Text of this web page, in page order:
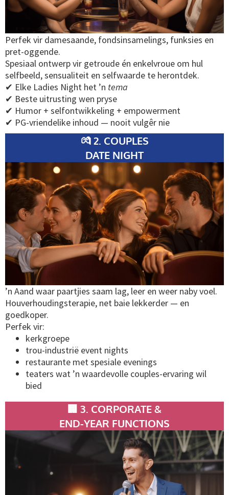
Perfek vir damesaande, fondsinsamelings, funksies en
pret-oggende.
Spesiaal ontwerp vir getroude én enkelvroue om hul
selfbeeld, sensualiteit en selfwaarde te herontdek.
✔ Elke Ladies Night het ’n tema
✔ Beste uitrusting wen pryse
✔ Humor + selfontwikkeling + empowerment
✔ PG-vriendelike inhoud — nooit vulgêr nie
💏 2. COUPLES
DATE NIGHT
’n Aand waar paartjies saam lag, leer en weer naby voel.
Houverhoudingsterapie, net baie lekkerder — en
goedkoper.
Perfek vir:
kerkgroepe
trou-industrië event nights
restaurante met spesiale evenings
teaters wat ’n waardevolle couples-ervaring wil
bied
🏢 3. CORPORATE &
END-YEAR FUNCTIONS